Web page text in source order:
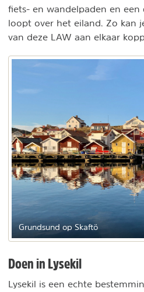
fiets- en wandelpaden en een
loopt over het eiland. Zo kan
van deze LAW aan elkaar
Grundsund op Skaftö
Doen in Lysekil
Lysekil is een echte